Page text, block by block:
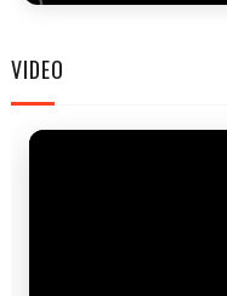
VIDEO